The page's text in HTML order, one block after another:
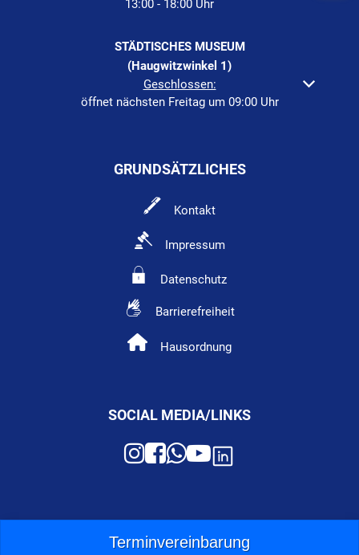
13:00 - 18:00 Uhr
STÄDTISCHES MUSEUM
(Haugwitzwinkel 1)
Klicken, um weitere Öffnungs- oder Schließzeiten
Geschlossen:
öffnet nächsten Freitag um 09:00 Uhr
GRUNDSÄTZLICHES
Kontakt
Impressum
Datenschutz
Barrierefreiheit
Hausordnung
SOCIAL MEDIA/LINKS
Terminvereinbarung